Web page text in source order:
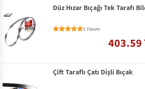
Düz Hızar Bıçağı Tek Tarafı
1 Yorum
403.59
Çift Taraflı Çatı Dişli Bıçak